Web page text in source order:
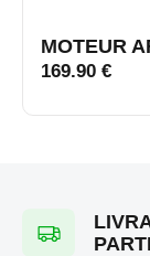
MOTEUR
169.90 €